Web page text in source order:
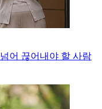
어 끊어내야 할 사람